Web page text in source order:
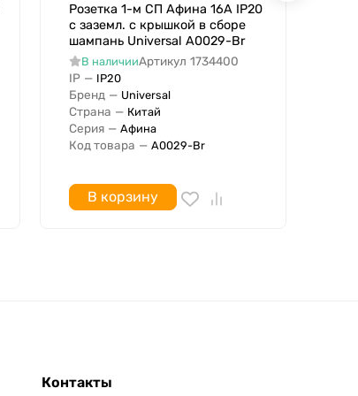
Розетка 1-м СП Афина 16А IP20
с заземл. с крышкой в сборе
шампань Universal A0029-Br
В наличииАртикул 1734400
IP — IP20
Бренд — Universal
Страна — Китай
Серия — Афина
Код товара — A0029-Br
В корзину
Контакты